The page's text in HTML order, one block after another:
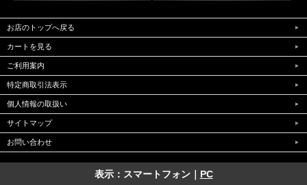
お店のトップへ戻る
カートを見る
ご利用案内
特定商取引法表示
個人情報の取扱い
サイトマップ
お問い合わせ
表示：スマートフォン｜ PC